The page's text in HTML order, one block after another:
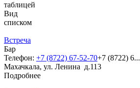
таблицей
Вид
списком
Встреча
Бар
Телефон: +7 (8722) 67-52-70+7 (8722) 6...
Махачкала, ул. Ленина д.113
Подробнее